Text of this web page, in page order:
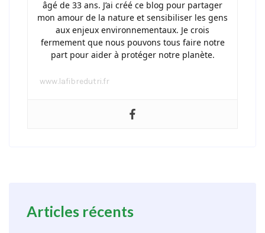
âgé de 33 ans. J’ai créé ce blog pour partager
mon amour de la nature et sensibiliser les gens
aux enjeux environnementaux. Je crois
fermement que nous pouvons tous faire notre
part pour aider à protéger notre planète.
www.lafibredutri.fr
Articles récents